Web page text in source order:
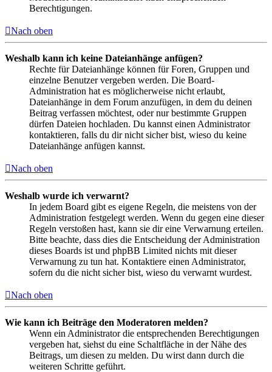
Berechtigungen.
Nach oben
Weshalb kann ich keine Dateianhänge anfügen?
Rechte für Dateianhänge können für Foren, Gruppen und
einzelne Benutzer vergeben werden. Die Board-
Administration hat es möglicherweise nicht erlaubt,
Dateianhänge in dem Forum anzufügen, in dem du deinen
Beitrag verfassen möchtest, oder nur bestimmte Gruppen
dürfen Dateien hochladen. Du kannst einen Administrator
kontaktieren, falls du dir nicht sicher bist, wieso du keine
Dateianhänge anfügen kannst.
Nach oben
Weshalb wurde ich verwarnt?
In jedem Board gibt es eigene Regeln, die meistens von der
Administration festgelegt werden. Wenn du gegen eine dieser
Regeln verstoßen hast, kann sie dir eine Verwarnung erteilen.
Bitte beachte, dass dies die Entscheidung der Administration
dieses Boards ist und phpBB Limited nichts mit dieser
Verwarnung zu tun hat. Kontaktiere einen Administrator,
sofern du die nicht sicher bist, wieso du verwarnt wurdest.
Nach oben
Wie kann ich Beiträge den Moderatoren melden?
Wenn ein Administrator die entsprechenden Berechtigungen
vergeben hat, siehst du eine Schaltfläche in der Nähe des
Beitrags, um diesen zu melden. Du wirst dann durch die
weiteren Schritte geführt.